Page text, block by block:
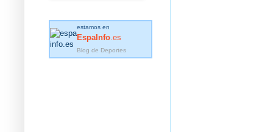
estamos en
EspaInfo .es
Blog de Deportes